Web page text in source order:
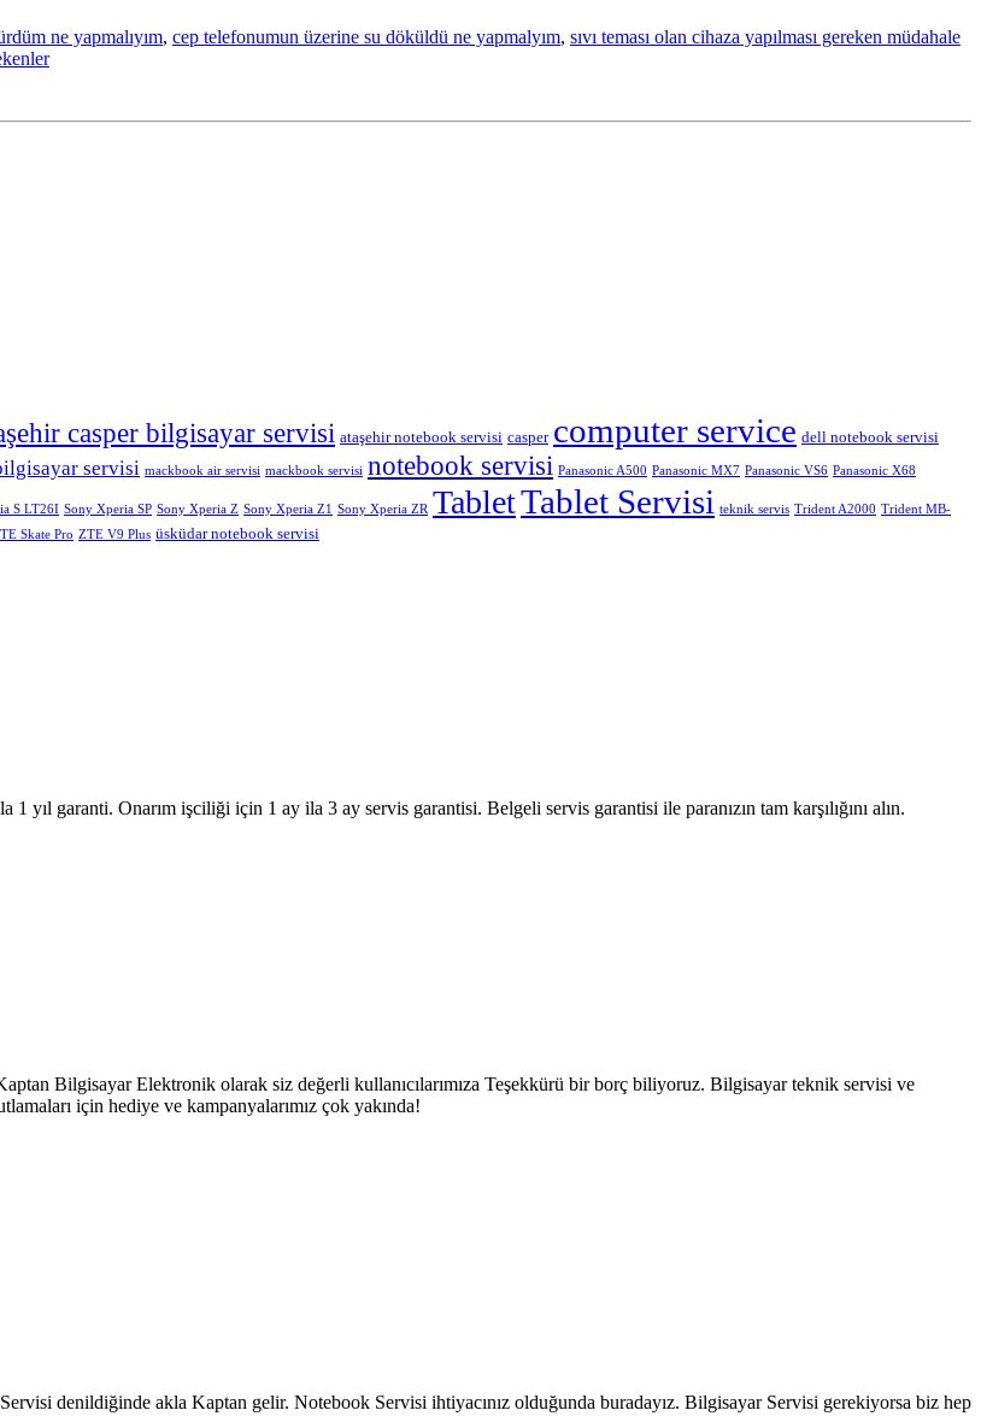
ne yapmalıyım, cep telefonumun üzerine su döküldü ne yapmalyım, sıvı teması olan cihaza yapılması gereken müdahale
casper bilgisayar servisi ataşehir notebook servisi casper computer service dell notebook servisi
servisi mackbook air servisi mackbook servisi notebook servisi Panasonic A500 Panasonic MX7 Panasonic VS6 Panasonic X68
S LT26I Sony Xperia SP Sony Xperia Z Sony Xperia Z1 Sony Xperia ZR TabletTablet Servisi teknik servis Trident A2000 Trident MB-
Skate Pro ZTE V9 Plus üsküdar notebook servisi
garanti. Onarım işciliği için 1 ay ila 3 ay servis garantisi. Belgeli servis garantisi ile paranızın tam karşılığını alın.
Bilgisayar Elektronik olarak siz değerli kullanıcılarımıza Teşekkürü bir borç biliyoruz. Bilgisayar teknik servisi ve
için hediye ve kampanyalarımız çok yakında!
denildiğinde akla Kaptan gelir. Notebook Servisi ihtiyacınız olduğunda buradayız. Bilgisayar Servisi gerekiyorsa biz hep